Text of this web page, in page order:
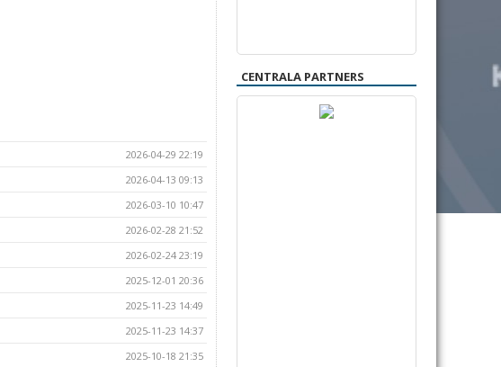
2026-04-29 22:19
2026-04-13 09:13
2026-03-10 10:47
2026-02-28 21:52
2026-02-24 23:19
2025-12-01 20:36
2025-11-23 14:49
2025-11-23 14:37
2025-10-18 21:35
CENTRALA PARTNERS